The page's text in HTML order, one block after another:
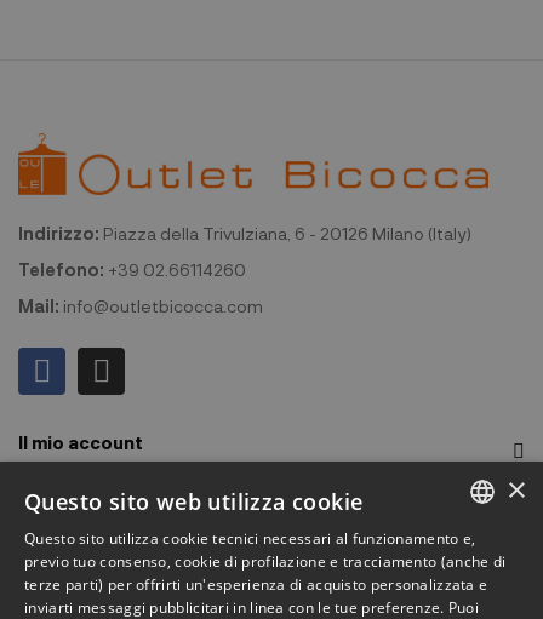
Indirizzo: Piazza della Trivulziana, 6 - 20126 Milano (Italy)
Telefono: +39 02.66114260
Mail: info@outletbicocca.com
Il mio account
Outlet Bicocca
Iscriviti alla Newsletter
Iscriviti per ricevere accesso anticipato a saldi, ultimi arrivi,
ITALIAN
ENGLISH
×
Questo sito web utilizza cookie
Questo sito utilizza cookie tecnici necessari al funzionamento e,
previo tuo consenso, cookie di profilazione e tracciamento (anche di
terze parti) per offrirti un'esperienza di acquisto personalizzata e
inviarti messaggi pubblicitari in linea con le tue preferenze. Puoi